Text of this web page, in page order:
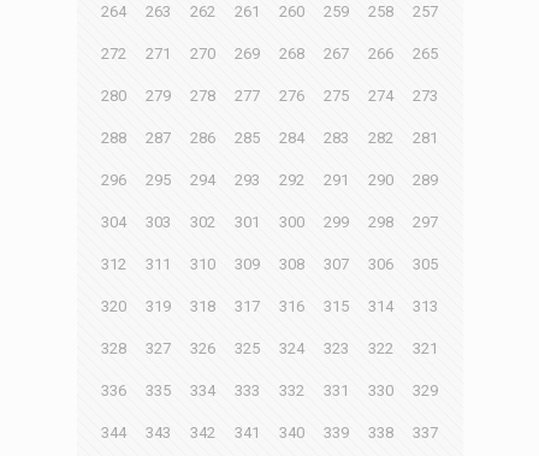
257
258
259
260
261
262
263
264
265
266
267
268
269
270
271
272
273
274
275
276
277
278
279
280
281
282
283
284
285
286
287
288
289
290
291
292
293
294
295
296
297
298
299
300
301
302
303
304
305
306
307
308
309
310
311
312
313
314
315
316
317
318
319
320
321
322
323
324
325
326
327
328
329
330
331
332
333
334
335
336
337
338
339
340
341
342
343
344